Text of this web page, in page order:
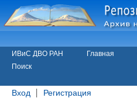
ИВиС ДВО РАН Главная
Поиск
Вход Регистрация